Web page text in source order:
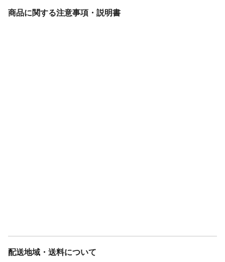
商品に関する注意事項・説明書
配送地域・送料について